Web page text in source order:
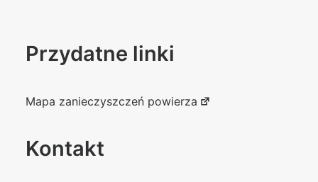
Przydatne linki
Mapa zanieczyszczeń powierza
Kontakt